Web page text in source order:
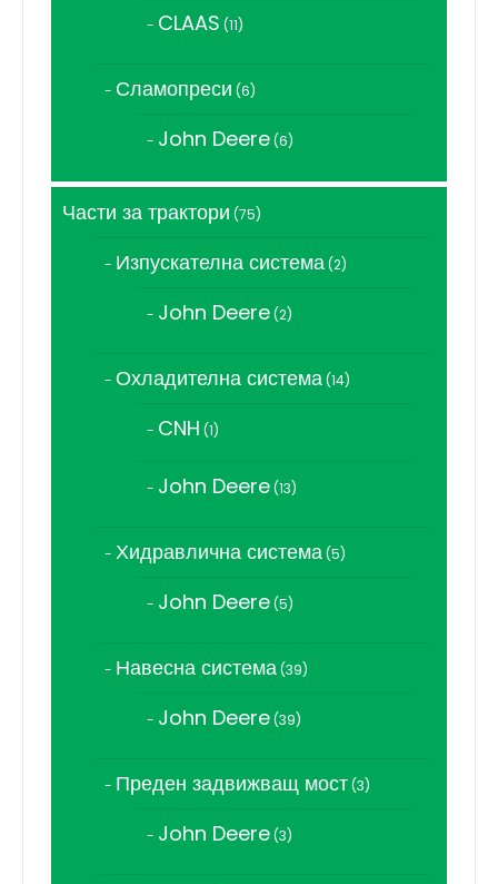
CLAAS 1111
Сламопреси 66
John Deere 66
Части за трактори 7575
Изпускателна система 22
John Deere 22
Охладителна система 1414
CNH 11
John Deere 1313
Хидравлична система 55
John Deere 55
Навесна система 3939
John Deere 3939
Преден задвижващ мост 33
John Deere 33